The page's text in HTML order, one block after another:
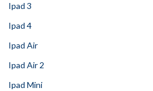
Ipad 3
Ipad 4
Ipad Air
Ipad Air 2
Ipad Mini